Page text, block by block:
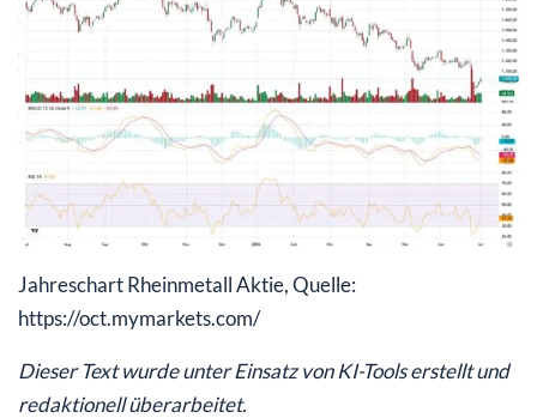
Jahreschart Rheinmetall Aktie, Quelle:
https://oct.mymarkets.com/
Dieser Text wurde unter Einsatz von KI-Tools erstellt und
redaktionell überarbeitet.